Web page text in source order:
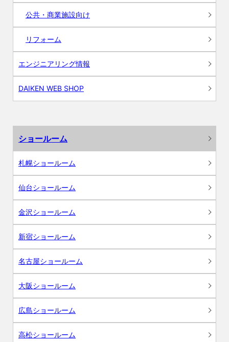
公共・商業施設向け
リフォーム
エンジニアリング情報
DAIKEN WEB SHOP
ショールーム
札幌ショールーム
仙台ショールーム
金沢ショールーム
新宿ショールーム
名古屋ショールーム
大阪ショールーム
広島ショールーム
高松ショールーム